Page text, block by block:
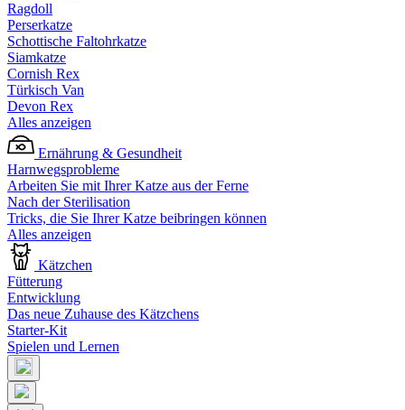
Ragdoll
Perserkatze
Schottische Faltohrkatze
Siamkatze
Cornish Rex
Türkisch Van
Devon Rex
Alles anzeigen
Ernährung & Gesundheit
Harnwegsprobleme
Arbeiten Sie mit Ihrer Katze aus der Ferne
Nach der Sterilisation
Tricks, die Sie Ihrer Katze beibringen können
Alles anzeigen
Kätzchen
Fütterung
Entwicklung
Das neue Zuhause des Kätzchens
Starter-Kit
Spielen und Lernen